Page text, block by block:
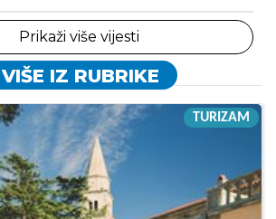
Prikaži više vijesti
VIŠE IZ RUBRIKE
TURIZAM